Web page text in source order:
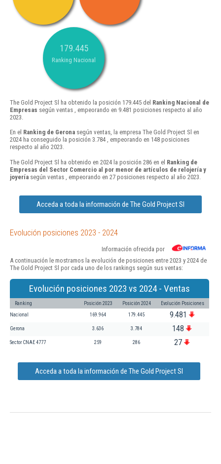
179.445
Ranking Nacional
The Gold Project Sl ha obtenido la posición 179.445 del Ranking Nacional de
Empresas según ventas , empeorando en 9.481 posiciones respecto al año
2023.
En el Ranking de Gerona según ventas, la empresa The Gold Project Sl en
2024 ha conseguido la posición 3.784 , empeorando en 148 posiciones
respecto al año 2023.
The Gold Project Sl ha obtenido en 2024 la posición 286 en el Ranking de
Empresas del Sector Comercio al por menor de artículos de relojería y
joyería según ventas , empeorando en 27 posiciones respecto al año 2023.
Acceda a toda la información de The Gold Project Sl
Evolución posiciones 2023 - 2024
Información ofrecida por
A continuación le mostramos la evolución de posiciones entre 2023 y 2024 de
The Gold Project Sl por cada uno de los rankings según sus ventas:
Evolución posiciones 2023 vs 2024 - Ventas
Ranking Posición 2023 Posición 2024 Evolución Posiciones
Nacional 169.964 179.445 9.481
Gerona 3.636 3.784 148
Sector CNAE 4777 259 286 27
Acceda a toda la información de The Gold Project Sl